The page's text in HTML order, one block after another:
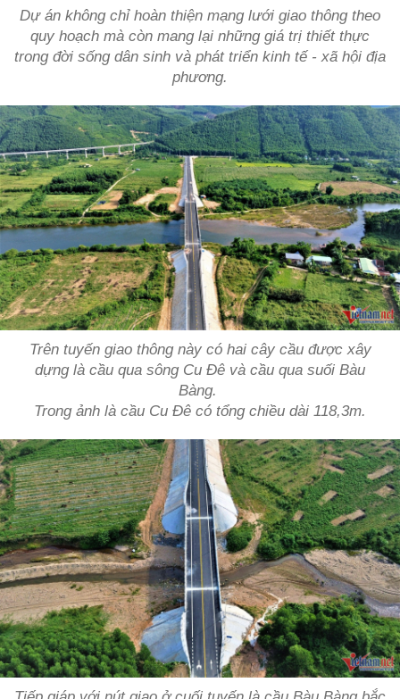
Dự án không chỉ hoàn thiện mạng lưới giao thông theo
quy hoạch mà còn mang lại những giá trị thiết thực
trong đời sống dân sinh và phát triển kinh tế - xã hội địa
phương.
Trên tuyến giao thông này có hai cây cầu được xây
dựng là cầu qua sông Cu Đê và cầu qua suối Bàu
Bàng.
Trong ảnh là cầu Cu Đê có tổng chiều dài 118,3m.